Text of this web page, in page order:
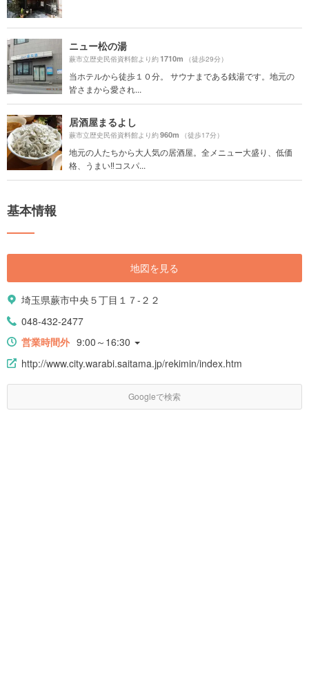
ニュー松の湯
蕨市立歴史民俗資料館より約1710m （徒歩29分）
当ホテルから徒歩１０分。 サウナまである銭湯です。地元の
皆さまから愛され...
居酒屋まるよし
蕨市立歴史民俗資料館より約960m （徒歩17分）
地元の人たちから大人気の居酒屋。全メニュー大盛り、低価
格、うまい‼コスパ...
基本情報
地図を見る
埼玉県蕨市中央５丁目１７-２２
048-432-2477
営業時間外 9:00～16:30
http://www.city.warabi.saitama.jp/rekimin/index.htm
Googleで検索